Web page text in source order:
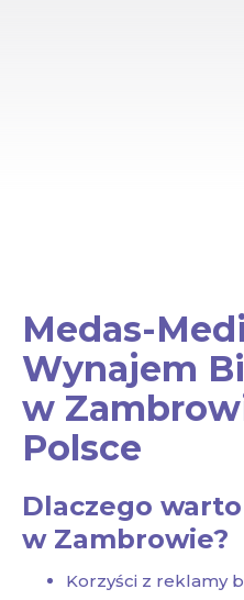
Medas-
Wynajem
w
Polsce
Dlaczego
w Zambrowie?
Korzyści z reklamy